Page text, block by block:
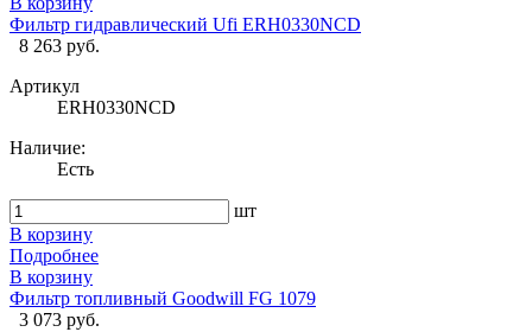
Фильтр гидравлический Ufi ERH0330NCD
8 263 руб.
Артикул
ERH0330NCD
Наличие:
Есть
шт
В корзину
Подробнее
В корзину
Фильтр топливный Goodwill FG 1079
3 073 руб.